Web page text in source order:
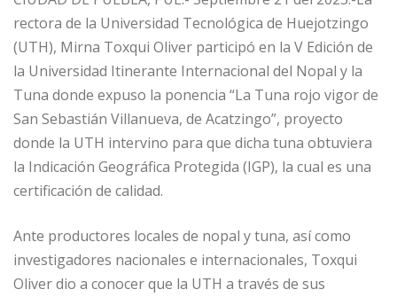
rectora de la Universidad Tecnológica de Huejotzingo
(UTH), Mirna Toxqui Oliver participó en la V Edición de
la Universidad Itinerante Internacional del Nopal y la
Tuna donde expuso la ponencia “La Tuna rojo vigor de
San Sebastián Villanueva, de Acatzingo”, proyecto
donde la UTH intervino para que dicha tuna obtuviera
la Indicación Geográfica Protegida (IGP), la cual es una
certificación de calidad.
Ante productores locales de nopal y tuna, así como
investigadores nacionales e internacionales, Toxqui
Oliver dio a conocer que la UTH a través de sus